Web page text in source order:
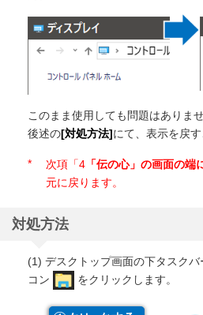
このまま使用しても問題はありませ
後述の[対処方法]にて、表示を戻す
* 次項「4 「伝の心」の画面の端
元に戻ります。
対処方法
(1) デスクトップ画面の下タスク
コン
をクリックします。